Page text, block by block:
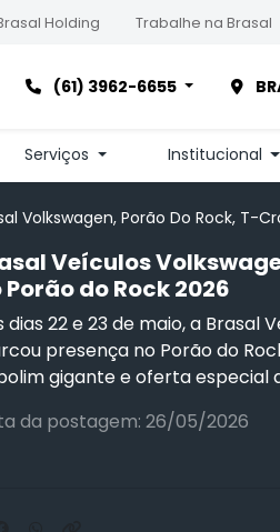
Holding Trabalhe na Brasal
(61) 3962-6655
Serviços Institucional
Volkswagen, Porão Do Rock, T-
Veículos
Porão do Rock 2026
dias 22 e 23 de maio, a Brasal
presença no Porão do
gigante e oferta especial
da postagem: 26/05/2026